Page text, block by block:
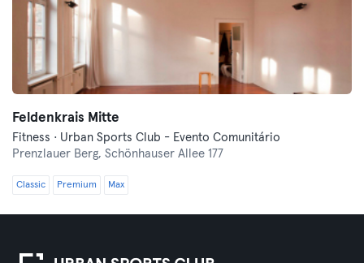
Feldenkrais Mitte
Fitness · Urban Sports Club - Evento Comunitário
Prenzlauer Berg, Schönhauser Allee 177
Classic Premium Max